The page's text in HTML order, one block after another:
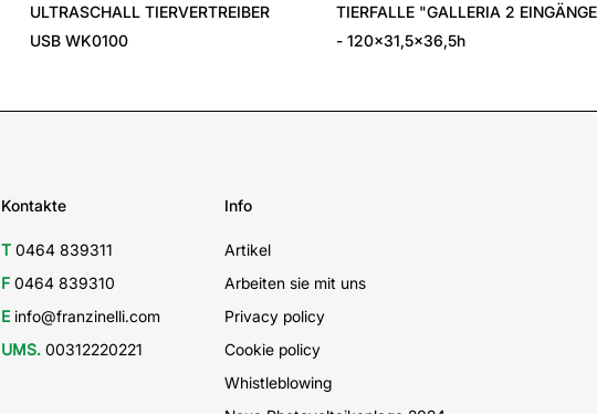
ULTRASCHALL TIERVERTREIBER
USB WK0100
TIERFALLE "GALLERIA 2
- 120x31,5x36,5h
Kontakte
T0464 839311
F0464 839310
Einfo@franzinelli.com
UMS.00312220221
Info
Artikel
Arbeiten sie mit uns
Privacy policy
Cookie policy
Whistleblowing